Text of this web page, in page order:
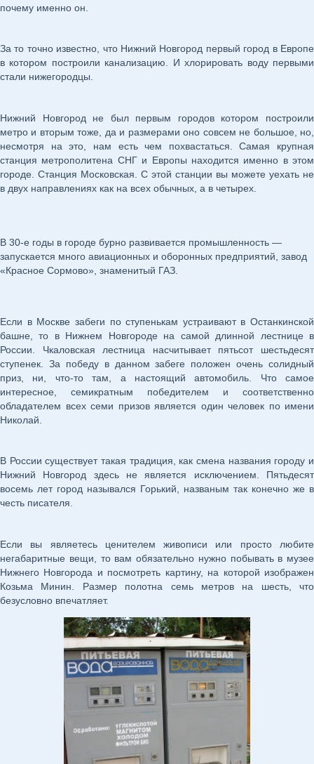
почему именно он.
За то точно известно, что Нижний Новгород первый город в Европе
в котором построили канализацию. И хлорировать воду первыми
стали нижегородцы.
Нижний Новгород не был первым городов котором построили
метро и вторым тоже, да и размерами оно совсем не большое, но,
несмотря на это, нам есть чем похвастаться. Самая крупная
станция метрополитена СНГ и Европы находится именно в этом
городе. Станция Московская. С этой станции вы можете уехать не
в двух направлениях как на всех обычных, а в четырех.
В 30-е годы в городе бурно развивается промышленность —
запускается много авиационных и оборонных предприятий, завод
«Красное Сормово», знаменитый ГАЗ.
Если в Москве забеги по ступенькам устраивают в Останкинской
башне, то в Нижнем Новгороде на самой длинной лестнице в
России. Чкаловская лестница насчитывает пятьсот шестьдесят
ступенек. За победу в данном забеге положен очень солидный
приз, ни, что-то там, а настоящий автомобиль. Что самое
интересное, семикратным победителем и соответственно
обладателем всех семи призов является один человек по имени
Николай.
В России существует такая традиция, как смена названия городу и
Нижний Новгород здесь не является исключением. Пятьдесят
восемь лет город назывался Горький, названым так конечно же в
честь писателя.
Если вы являетесь ценителем живописи или просто любите
негабаритные вещи, то вам обязательно нужно побывать в музее
Нижнего Новгорода и посмотреть картину, на которой изображен
Козьма Минин. Размер полотна семь метров на шесть, что
безусловно впечатляет.